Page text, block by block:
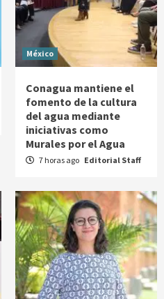
México
Conagua mantiene el
fomento de la cultura
del agua mediante
iniciativas como
Murales por el Agua
7 horas ago Editorial Staff